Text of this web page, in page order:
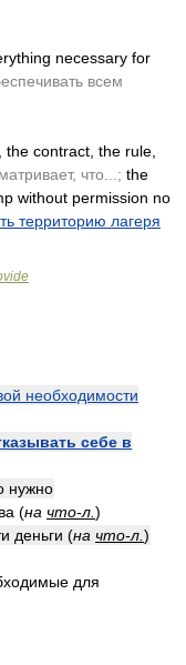
necessary for
всем
contract, the rule,
что...; the
without permission no
территорию лагеря
необходимости
себе в
нужно
(на что-л. )
деньги (на что-л. )
для